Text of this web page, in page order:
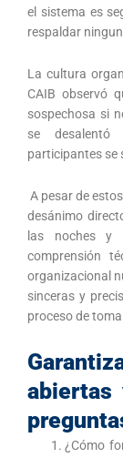
el sistema es
respaldar
La cultura
CAIB observó
sospechosa si
se desalentó
participantes se
A pesar de
desánimo
las noches y
comprensión
organizacional
sinceras y
proceso de
abiertas
¿Cómo